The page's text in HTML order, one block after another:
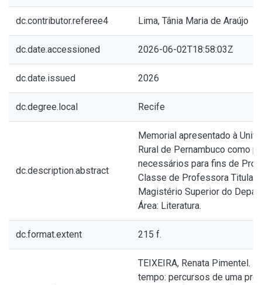
dc.contributor.referee4 Lima, Tânia Maria de Araújo
dc.date.accessioned 2026-06-02T18:58:03Z
dc.date.issued 2026
dc.degree.local Recife
dc.description.abstract
Memorial apresentado à
Rural de Pernambuco como
necessários para fins de
Classe de Professora Titular
Magistério Superior do
Área: Literatura.
dc.format.extent 215 f.
TEIXEIRA, Renata Pimentel.
tempo: percursos de uma